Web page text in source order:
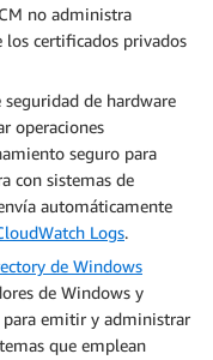
no administra
los certificados privados
de hardware
operaciones
seguro para
con sistemas de
automáticamente
Logs.
de Windows
de Windows y
para emitir y administrar
que emplean